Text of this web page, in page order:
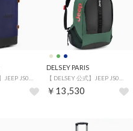
DELSEY PARIS
￥13,530